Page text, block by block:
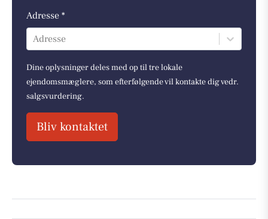
Adresse *
Adresse
Dine oplysninger deles med op til tre lokale
ejendomsmæglere, som efterfølgende vil kontakte dig vedr.
salgsvurdering.
Bliv kontaktet